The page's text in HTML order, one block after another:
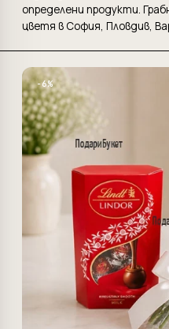
определени продукти.
цветя в София, Пловдив,
−6%